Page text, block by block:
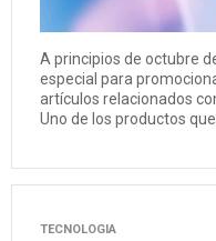
A principios de octubre
especial para
artículos relacionados
Uno de los productos que
TECNOLOGIA